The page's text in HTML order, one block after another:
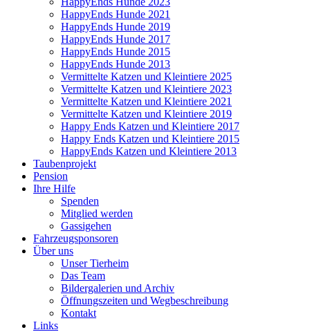
HappyEnds Hunde 2021
HappyEnds Hunde 2019
HappyEnds Hunde 2017
HappyEnds Hunde 2015
HappyEnds Hunde 2013
Vermittelte Katzen und Kleintiere 2025
Vermittelte Katzen und Kleintiere 2023
Vermittelte Katzen und Kleintiere 2021
Vermittelte Katzen und Kleintiere 2019
Happy Ends Katzen und Kleintiere 2017
Happy Ends Katzen und Kleintiere 2015
HappyEnds Katzen und Kleintiere 2013
Taubenprojekt
Pension
Ihre Hilfe
Spenden
Mitglied werden
Gassigehen
Fahrzeugsponsoren
Über uns
Unser Tierheim
Das Team
Bildergalerien und Archiv
Öffnungszeiten und Wegbeschreibung
Kontakt
Links